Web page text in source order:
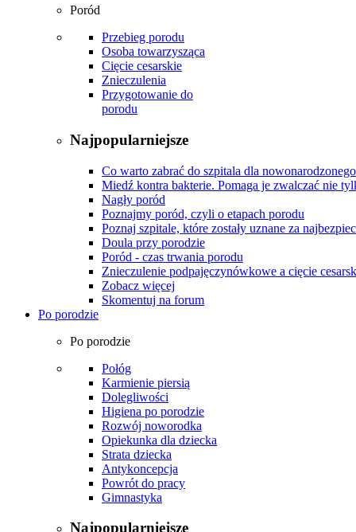
Poród
Przebieg porodu
Osoba towarzysząca
Cięcie cesarskie
Znieczulenia
Przygotowanie do
porodu
Najpopularniejsze
Co warto zabrać do szpitala dla
Miedź kontra bakterie. Pomaga je zwalczać nie
Nagły poród
Poznajmy poród, czyli o etapach porodu
Poznaj szpitale, które zostały uznane za
Doula przy porodzie
Poród - czas trwania porodu
Znieczulenie podpajęczynówkowe a cięcie
Zobacz więcej
Skomentuj na forum
Po porodzie
Po porodzie
Połóg
Karmienie piersią
Dolegliwości
Higiena po porodzie
Rozwój noworodka
Opiekunka dla dziecka
Strata dziecka
Antykoncepcja
Powrót do pracy
Gimnastyka
Najpopularniejsze